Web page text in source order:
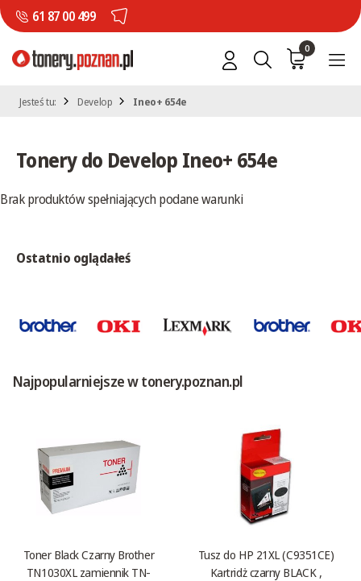
61 87 00 499
0
Jesteś tu: Develop Ineo+ 654e
Tonery do Develop Ineo+ 654e
Brak produktów spełniających podane warunki
Ostatnio oglądałeś
Najpopularniejsze w tonery.poznan.pl
Toner Black Czarny Brother
TN1030XL zamiennik TN-
Tusz do HP 21XL (C9351CE)
Kartridż czarny BLACK ,